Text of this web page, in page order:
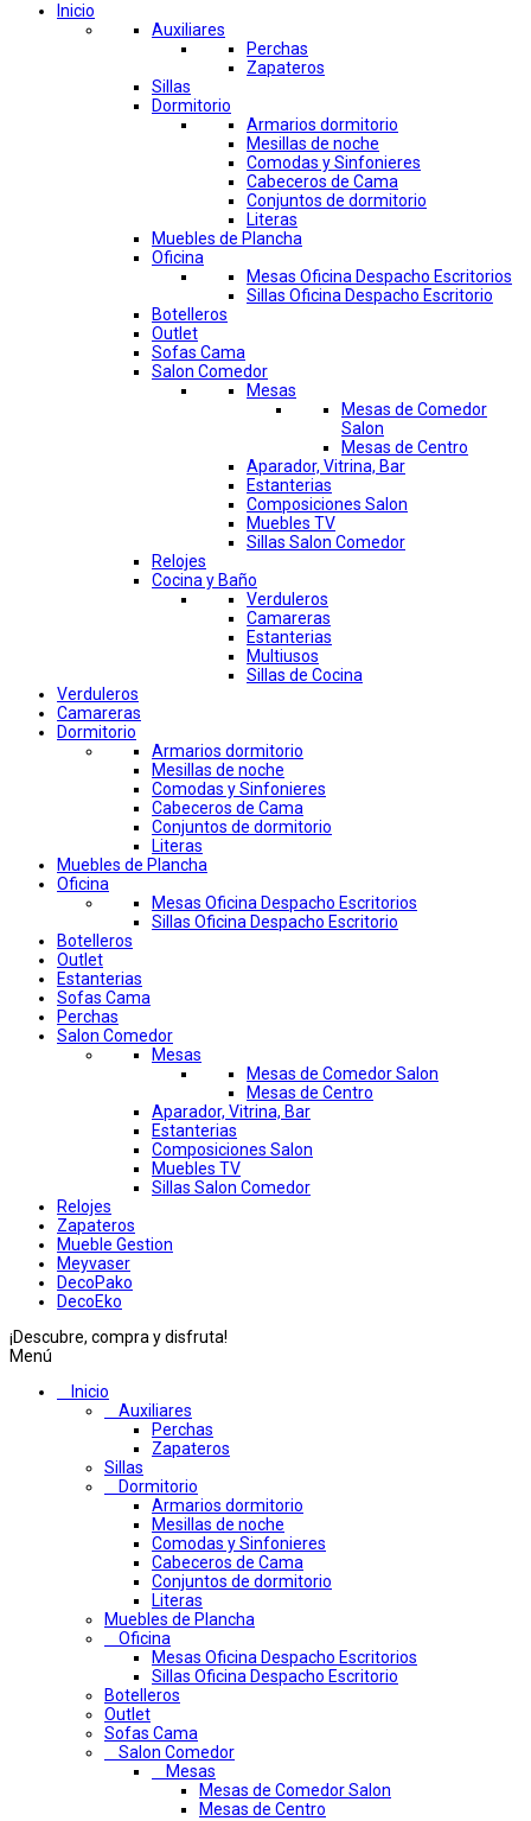
Inicio
Auxiliares
Perchas
Zapateros
Sillas
Dormitorio
Armarios dormitorio
Mesillas de noche
Comodas y Sinfonieres
Cabeceros de Cama
Conjuntos de dormitorio
Literas
Muebles de Plancha
Oficina
Mesas Oficina Despacho Escritorios
Sillas Oficina Despacho Escritorio
Botelleros
Outlet
Sofas Cama
Salon Comedor
Mesas
Mesas de Comedor
Salon
Mesas de Centro
Aparador, Vitrina, Bar
Estanterias
Composiciones Salon
Muebles TV
Sillas Salon Comedor
Relojes
Cocina y Baño
Verduleros
Camareras
Estanterias
Multiusos
Sillas de Cocina
Verduleros
Camareras
Dormitorio
Armarios dormitorio
Mesillas de noche
Comodas y Sinfonieres
Cabeceros de Cama
Conjuntos de dormitorio
Literas
Muebles de Plancha
Oficina
Mesas Oficina Despacho Escritorios
Sillas Oficina Despacho Escritorio
Botelleros
Outlet
Estanterias
Sofas Cama
Perchas
Salon Comedor
Mesas
Mesas de Comedor Salon
Mesas de Centro
Aparador, Vitrina, Bar
Estanterias
Composiciones Salon
Muebles TV
Sillas Salon Comedor
Relojes
Zapateros
Mueble Gestion
Meyvaser
DecoPako
DecoEko
¡Descubre, compra y disfruta!
Menú
Inicio
Auxiliares
Perchas
Zapateros
Sillas
Dormitorio
Armarios dormitorio
Mesillas de noche
Comodas y Sinfonieres
Cabeceros de Cama
Conjuntos de dormitorio
Literas
Muebles de Plancha
Oficina
Mesas Oficina Despacho Escritorios
Sillas Oficina Despacho Escritorio
Botelleros
Outlet
Sofas Cama
Salon Comedor
Mesas
Mesas de Comedor Salon
Mesas de Centro